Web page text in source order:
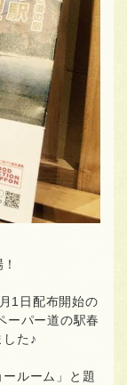
1日配布開始の
ーパー道の駅春
た♪
ルーム」と題